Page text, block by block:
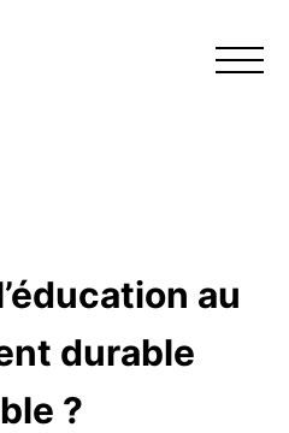
Menu
au
durable
?